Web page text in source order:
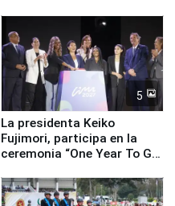
equipamiento para
Serenazgo
5
La presidenta Keiko
Fujimori, participa en la
ceremonia “One Year To Go